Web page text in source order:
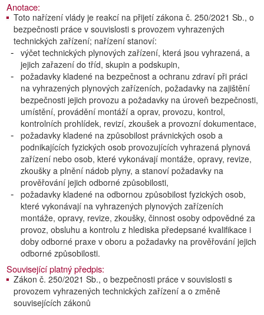
Anotace:
Toto nařízení vlády je reakcí na přijetí zákona č. 250/2021 Sb., o
bezpečnosti práce v souvislosti s provozem vyhrazených
technických zařízení; nařízení stanoví:
výčet technických plynových zařízení, která jsou vyhrazená, a
jejich zařazení do tříd, skupin a podskupin,
požadavky kladené na bezpečnost a ochranu zdraví při práci
na vyhrazených plynových zařízeních, požadavky na zajištění
bezpečnosti jejich provozu a požadavky na úroveň bezpečnosti,
umístění, provádění montáží a oprav, provozu, kontrol,
kontrolních prohlídek, revizí, zkoušek a provozní dokumentace,
požadavky kladené na způsobilost právnických osob a
podnikajících fyzických osob provozujících vyhrazená plynová
zařízení nebo osob, které vykonávají montáže, opravy, revize,
zkoušky a plnění nádob plyny, a stanoví požadavky na
prověřování jejich odborné způsobilosti,
požadavky kladené na odbornou způsobilost fyzických osob,
které vykonávají na vyhrazených plynových zařízeních
montáže, opravy, revize, zkoušky, činnost osoby odpovědné za
provoz, obsluhu a kontrolu z hlediska předepsané kvalifikace i
doby odborné praxe v oboru a požadavky na prověřování jejich
odborné způsobilosti.
Související platný předpis:
Zákon č. 250/2021 Sb., o bezpečnosti práce v souvislosti s
provozem vyhrazených technických zařízení a o změně
souvisejících zákonů